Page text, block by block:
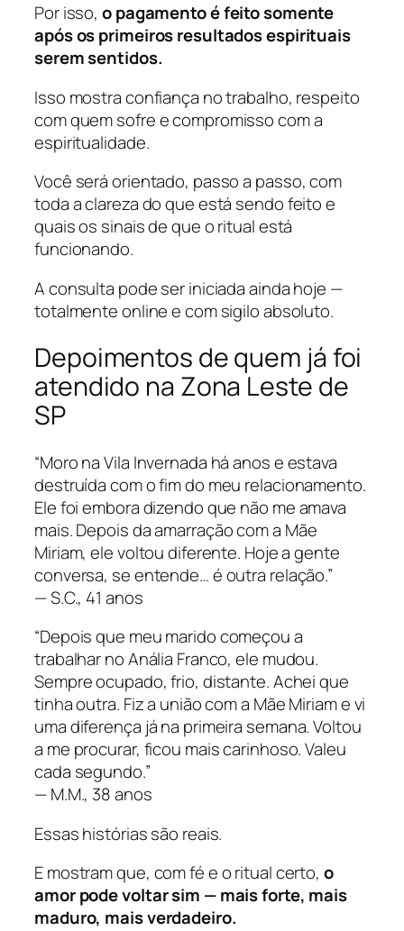
Por isso, o pagamento é feito somente
após os primeiros resultados espirituais
serem sentidos.
Isso mostra confiança no trabalho, respeito
com quem sofre e compromisso com a
espiritualidade.
Você será orientado, passo a passo, com
toda a clareza do que está sendo feito e
quais os sinais de que o ritual está
funcionando.
A consulta pode ser iniciada ainda hoje —
totalmente online e com sigilo absoluto.
Depoimentos de quem já foi
atendido na Zona Leste de
SP
“Moro na Vila Invernada há anos e estava
destruída com o fim do meu relacionamento.
Ele foi embora dizendo que não me amava
mais. Depois da amarração com a Mãe
Miriam, ele voltou diferente. Hoje a gente
conversa, se entende… é outra relação.”
—S.C., 41 anos
“Depois que meu marido começou a
trabalhar no Anália Franco, ele mudou.
Sempre ocupado, frio, distante. Achei que
tinha outra. Fiz a união com a Mãe Miriam e vi
uma diferença já na primeira semana. Voltou
a me procurar, ficou mais carinhoso. Valeu
cada segundo.”
—M.M., 38 anos
Essas histórias são reais.
E mostram que, com fé e o ritual certo, o
amor pode voltar sim — mais forte, mais
maduro, mais verdadeiro.